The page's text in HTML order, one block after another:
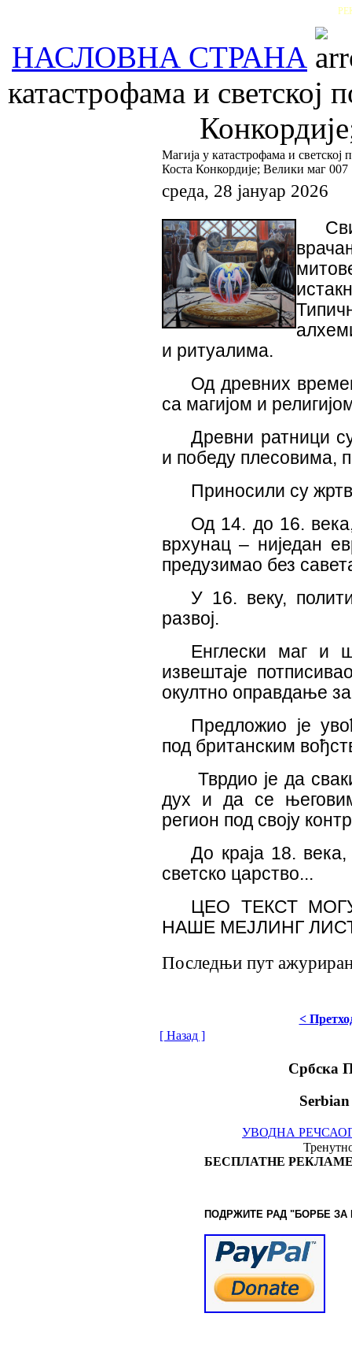
НАСЛОВНА СТРАНА
катастрофама и
Магија у катастрофама и
Коста Конкордије; Велики маг 007
среда, 28 јануар 2026
и ритуалима.
Од древних
са магијом и
Древни ратници
и победу плесовима,
Приносили су
Од 14. до 16. века,
врхунац – ниједан
предузимао без
У 16. веку,
развој.
Енглески маг и
извештаје
окултно оправдање
Предложио је
под британским
Тврдио је да
дух и да се
регион под своју
До краја 18. века,
светско царство...
ЦЕО ТЕКСТ
НАШЕ МЕЈЛИНГ
Последњи пут
<
[ Назад ]
Србска
УВОДНА РЕЧ
БЕСПЛАТНЕ
ПОДРЖИТЕ РАД "БОРБЕ ЗА